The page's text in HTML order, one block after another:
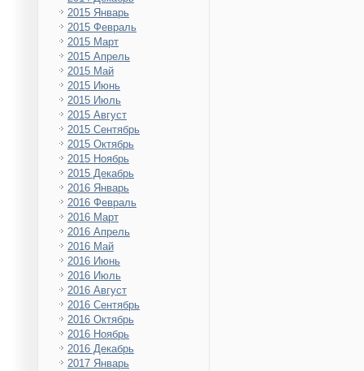
2015 Январь
2015 Февраль
2015 Март
2015 Апрель
2015 Май
2015 Июнь
2015 Июль
2015 Август
2015 Сентябрь
2015 Октябрь
2015 Ноябрь
2015 Декабрь
2016 Январь
2016 Февраль
2016 Март
2016 Апрель
2016 Май
2016 Июнь
2016 Июль
2016 Август
2016 Сентябрь
2016 Октябрь
2016 Ноябрь
2016 Декабрь
2017 Январь